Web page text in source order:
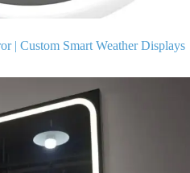
| Custom Smart Weather Displays